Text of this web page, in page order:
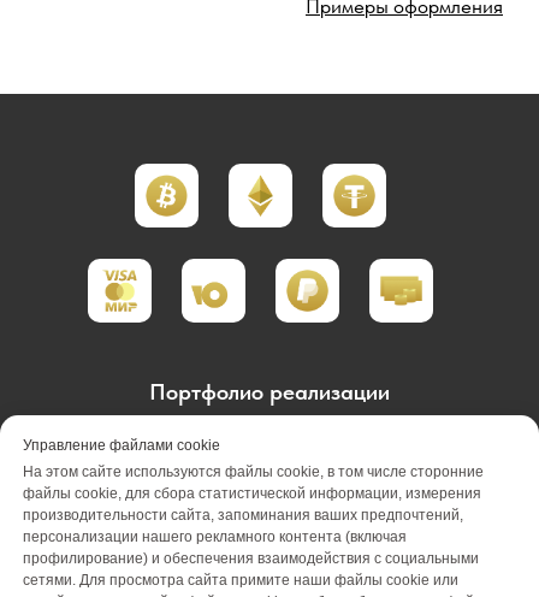
Примеры оформления
Портфолио реализации
Портфолио проектирования
Портфолио обслуживания
Акции
Вакансии
О компании
Отзывы
Управление файлами cookie
На этом сайте используются файлы cookie, в том числе сторонние
файлы cookie, для сбора статистической информации, измерения
производительности сайта, запоминания ваших предпочтений,
персонализации нашего рекламного контента (включая
профилирование) и обеспечения взаимодействия с социальными
сетями. Для просмотра сайта примите наши файлы cookie или